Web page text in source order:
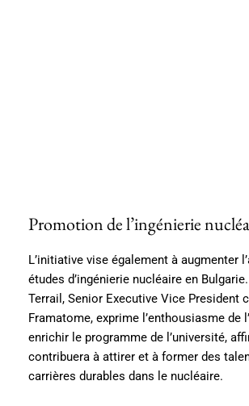
Promotion de l’ingénierie
L’initiative vise également à augmenter
études d’ingénierie nucléaire en
Terrail, Senior Executive Vice President
Framatome, exprime l’enthousiasme de
enrichir le programme de l’université,
contribuera à attirer et à former des
carrières durables dans le nucléaire.